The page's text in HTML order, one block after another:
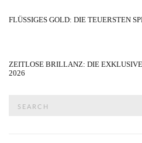
FLÜSSIGES GOLD: DIE TEUERSTEN
ZEITLOSE BRILLANZ: DIE
2026